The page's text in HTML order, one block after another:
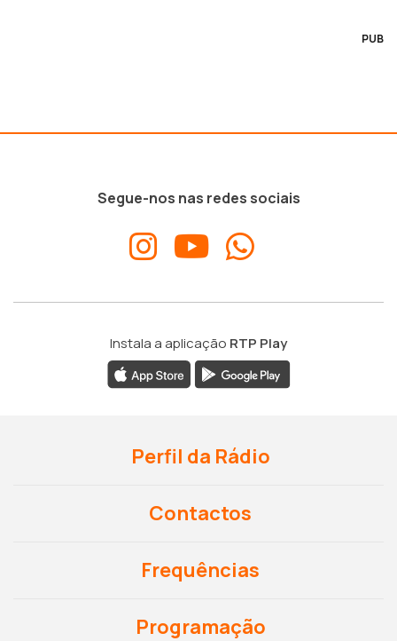
PUB
Segue-nos nas redes sociais
Instala a aplicação RTP Play
Perfil da Rádio
Contactos
Frequências
Programação